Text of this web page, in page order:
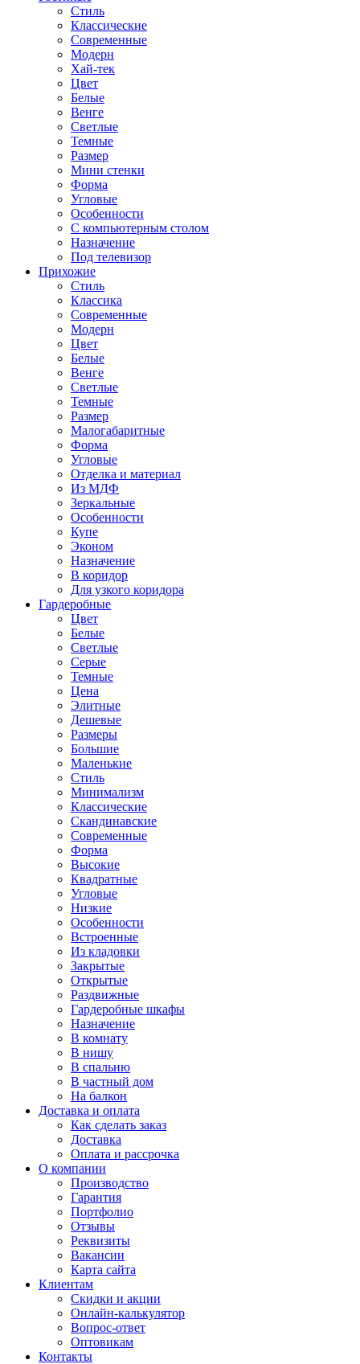
Стиль
Классические
Современные
Модерн
Хай-тек
Цвет
Белые
Венге
Светлые
Темные
Размер
Мини стенки
Форма
Угловые
Особенности
С компьютерным столом
Назначение
Под телевизор
Прихожие
Стиль
Классика
Современные
Модерн
Цвет
Белые
Венге
Светлые
Темные
Размер
Малогабаритные
Форма
Угловые
Отделка и материал
Из МДФ
Зеркальные
Особенности
Купе
Эконом
Назначение
В коридор
Для узкого коридора
Гардеробные
Цвет
Белые
Светлые
Серые
Темные
Цена
Элитные
Дешевые
Размеры
Большие
Маленькие
Стиль
Минимализм
Классические
Скандинавские
Современные
Форма
Высокие
Квадратные
Угловые
Низкие
Особенности
Встроенные
Из кладовки
Закрытые
Открытые
Раздвижные
Гардеробные шкафы
Назначение
В комнату
В нишу
В спальню
В частный дом
На балкон
Доставка и оплата
Как сделать заказ
Доставка
Оплата и рассрочка
О компании
Производство
Гарантия
Портфолио
Отзывы
Реквизиты
Вакансии
Карта сайта
Клиентам
Скидки и акции
Онлайн-калькулятор
Вопрос-ответ
Оптовикам
Контакты